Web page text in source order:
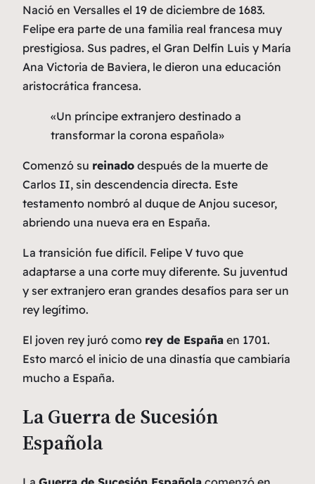
Nació en Versalles el 19 de diciembre de 1683.
Felipe era parte de una familia real francesa muy
prestigiosa. Sus padres, el Gran Delfín Luis y María
Ana Victoria de Baviera, le dieron una educación
aristocrática francesa.
«Un príncipe extranjero destinado a
transformar la corona española»
Comenzó su reinado después de la muerte de
Carlos II, sin descendencia directa. Este
testamento nombró al duque de Anjou sucesor,
abriendo una nueva era en España.
La transición fue difícil. Felipe V tuvo que
adaptarse a una corte muy diferente. Su juventud
y ser extranjero eran grandes desafíos para ser un
rey legítimo.
El joven rey juró como rey de España en 1701.
Esto marcó el inicio de una dinastía que cambiaría
mucho a España.
La Guerra de Sucesión
Española